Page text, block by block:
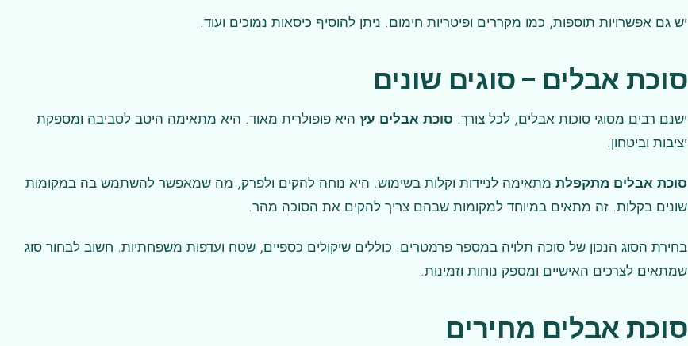
יש גם אפשרויות תוספות, כמו מקררים ופיטריות חימום. ניתן להוסיף כיסאות נמוכים ועוד.
סוכת אבלים – סוגים שונים
ישנם רבים מסוגי סוכות אבלים, לכל צורך. סוכת אבלים עץהיא פופולרית מאוד. היא מתאימה היטב לסביבה ומספקת
יציבות וביטחון.
סוכת אבלים מתקפלתמתאימה לניידות וקלות בשימוש. היא נוחה להקים ולפרק, מה שמאפשר להשתמש בה במקומות
שונים בקלות. זה מתאים במיוחד למקומות שבהם צריך להקים את הסוכה מהר.
בחירת הסוג הנכון של סוכה תלויה במספר פרמטרים. כוללים שיקולים כספיים, שטח ועדפות משפחתיות. חשוב לבחור סוג
שמתאים לצרכים האישיים ומספק נוחות וזמינות.
סוכת אבלים מחירים